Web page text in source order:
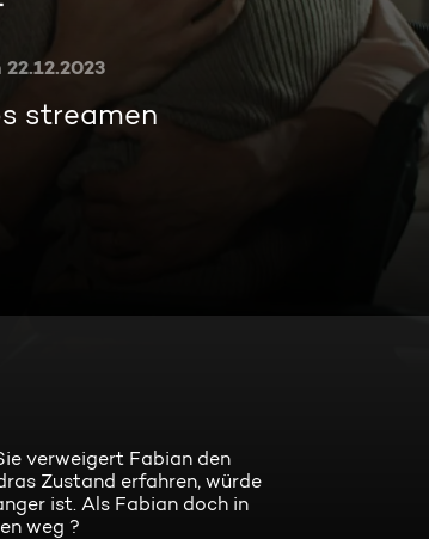
streamen
verweigert Fabian den
Zustand erfahren, würde
ist. Als Fabian doch in
weg ?